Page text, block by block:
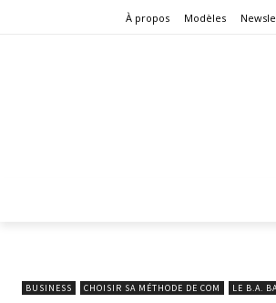
À propos Modèles
BUSINESS CHOISIR SA MÉTHODE DE COM LE B.A.